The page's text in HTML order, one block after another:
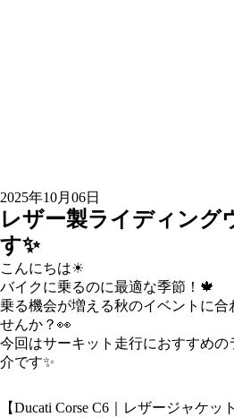
2025年10月06日
レザー製ライディング
す✨️
こんにちは☀
バイクに乗るのに最適な季節！🍁
乗る機会が増える秋のイベントに合
せんか？👀
今回はサーキット走行におすすめ
介です✨️
【Ducati Corse C6｜レザージャケット